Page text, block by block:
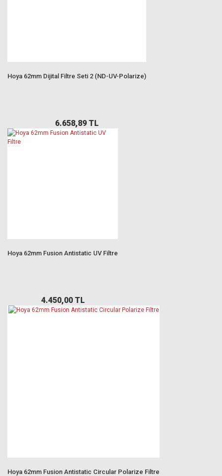
Hoya 62mm Dijital Filtre Seti 2 (ND-UV-Polarize)
6.658,89 TL
Hoya 62mm Fusion Antistatic UV Filtre
4.450,00 TL
Hoya 62mm Fusion Antistatic Circular Polarize Filtre